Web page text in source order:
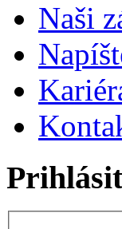
Naši